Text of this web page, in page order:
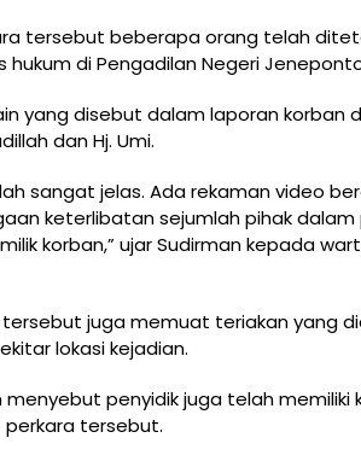
tersebut beberapa orang telah
di Pengadilan Negeri
yang disebut dalam laporan korban
dan Hj. Umi.
sangat jelas. Ada rekaman video
keterlibatan sejumlah pihak dalam
korban,” ujar Sudirman kepada
juga memuat teriakan yang
lokasi kejadian.
menyebut penyidik juga telah memiliki
tersebut.